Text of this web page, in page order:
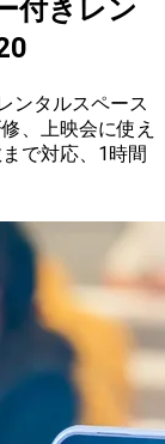
付きレン
ンタルスペース
、上映会に使え
で対応、1時間